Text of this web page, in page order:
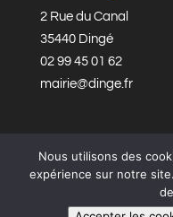
2 Rue du Canal
35440 Dingé
02 99 45 01 62
mairie@dinge.fr
Réalisation © Mairie
Nous utilisons des
expérience sur notre